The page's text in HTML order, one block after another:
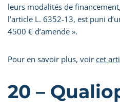
leurs modalités de
l’article L. 6352-13, est puni
4500 € d’amende ».
Pour en savoir plus, voir cet
20 –